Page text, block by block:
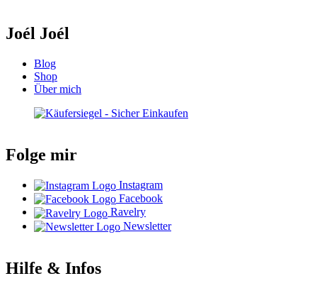
Joél Joél
Blog
Shop
Über mich
Folge mir
Instagram
Facebook
Ravelry
Newsletter
Hilfe & Infos